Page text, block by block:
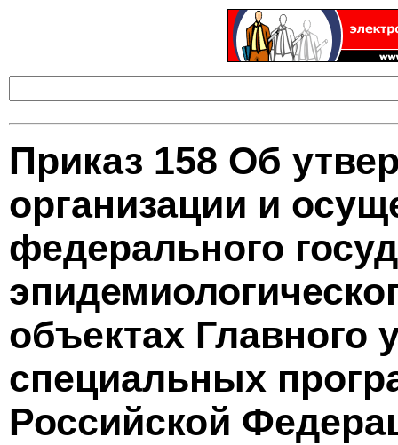
Приказ 158 Об
организации и
федерального
объектах Главного
специальных
Российской